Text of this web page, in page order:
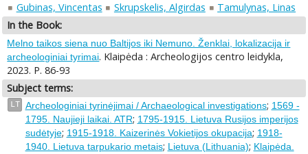
Gubinas, Vincentas
Skrupskelis, Algirdas
Tamulynas, Linas
In the Book:
Melno taikos siena nuo Baltijos iki Nemuno. Ženklai, lokalizacija ir
archeologiniai tyrimai. Klaipėda : Archeologijos centro leidykla,
2023. P. 86-93
Subject terms:
LT Archeologiniai tyrinėjimai / Archaeological investigations; 1569 -
1795. Naujieji laikai. ATR; 1795-1915. Lietuva Rusijos imperijos
sudėtyje; 1915-1918. Kaizerinės Vokietijos okupacija; 1918-
1940. Lietuva tarpukario metais; Lietuva (Lithuania); Klaipėda.